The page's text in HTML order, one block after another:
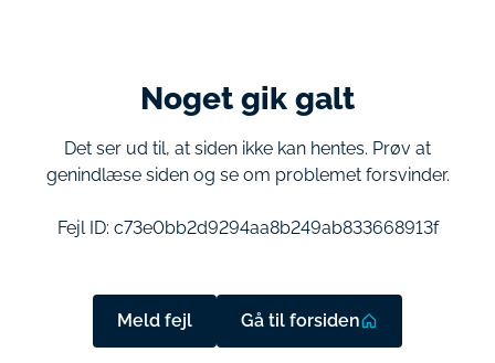
Noget gik galt
Det ser ud til, at siden ikke kan hentes. Prøv at
genindlæse siden og se om problemet forsvinder.
Fejl ID: c73e0bb2d9294aa8b249ab833668913f
Meld fejl Gå til forsiden